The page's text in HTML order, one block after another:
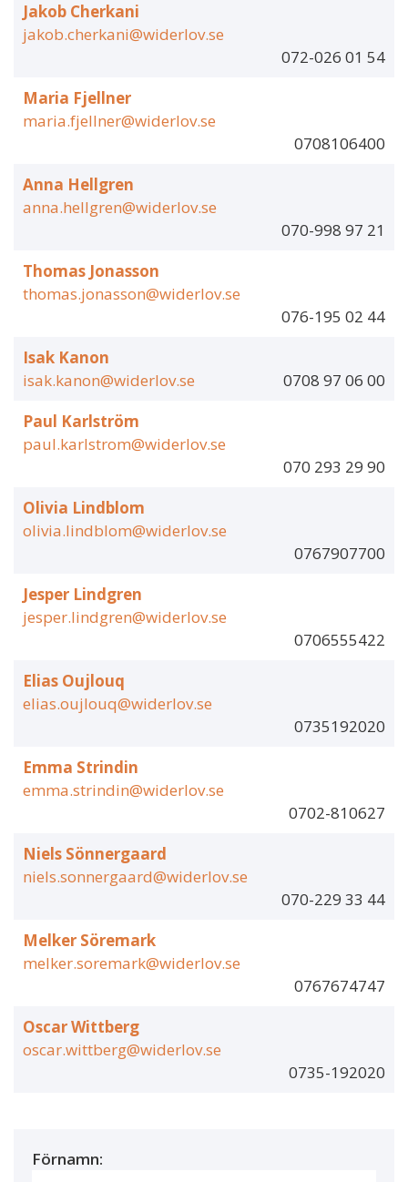
Jakob Cherkani
jakob.cherkani@widerlov.se
072-026 01 54
Maria Fjellner
maria.fjellner@widerlov.se
0708106400
Anna Hellgren
anna.hellgren@widerlov.se
070-998 97 21
Thomas Jonasson
thomas.jonasson@widerlov.se
076-195 02 44
Isak Kanon
isak.kanon@widerlov.se
0708 97 06 00
Paul Karlström
paul.karlstrom@widerlov.se
070 293 29 90
Olivia Lindblom
olivia.lindblom@widerlov.se
0767907700
Jesper Lindgren
jesper.lindgren@widerlov.se
0706555422
Elias Oujlouq
elias.oujlouq@widerlov.se
0735192020
Emma Strindin
emma.strindin@widerlov.se
0702-810627
Niels Sönnergaard
niels.sonnergaard@widerlov.se
070-229 33 44
Melker Söremark
melker.soremark@widerlov.se
0767674747
Oscar Wittberg
oscar.wittberg@widerlov.se
0735-192020
Förnamn: